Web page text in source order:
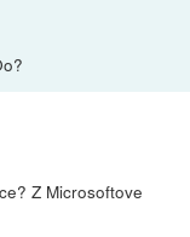
Z Microsoftove